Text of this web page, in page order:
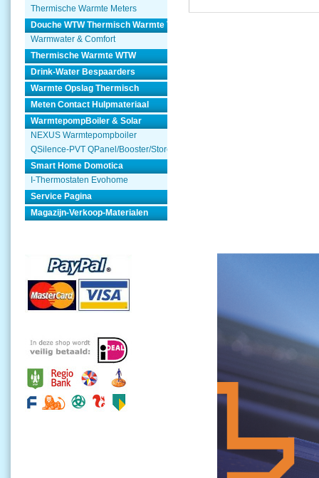
Thermische Warmte Meters
Douche WTW Thermisch Warmte Terugwinnen
Warmwater & Comfort
Thermische Warmte WTW
Drink-Water Bespaarders
Warmte Opslag Thermisch
Meten Contact Hulpmateriaal
WarmtepompBoiler & Solar
NEXUS Warmtepompboiler
QSilence-PVT QPanel/Booster/Store
Smart Home Domotica
I-Thermostaten Evohome
Service Pagina
Magazijn-Verkoop-Materialen